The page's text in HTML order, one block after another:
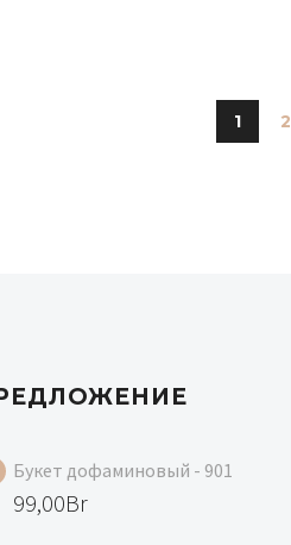
1 2
Букет дофаминовый - 901
Первоначальная
99,00Br